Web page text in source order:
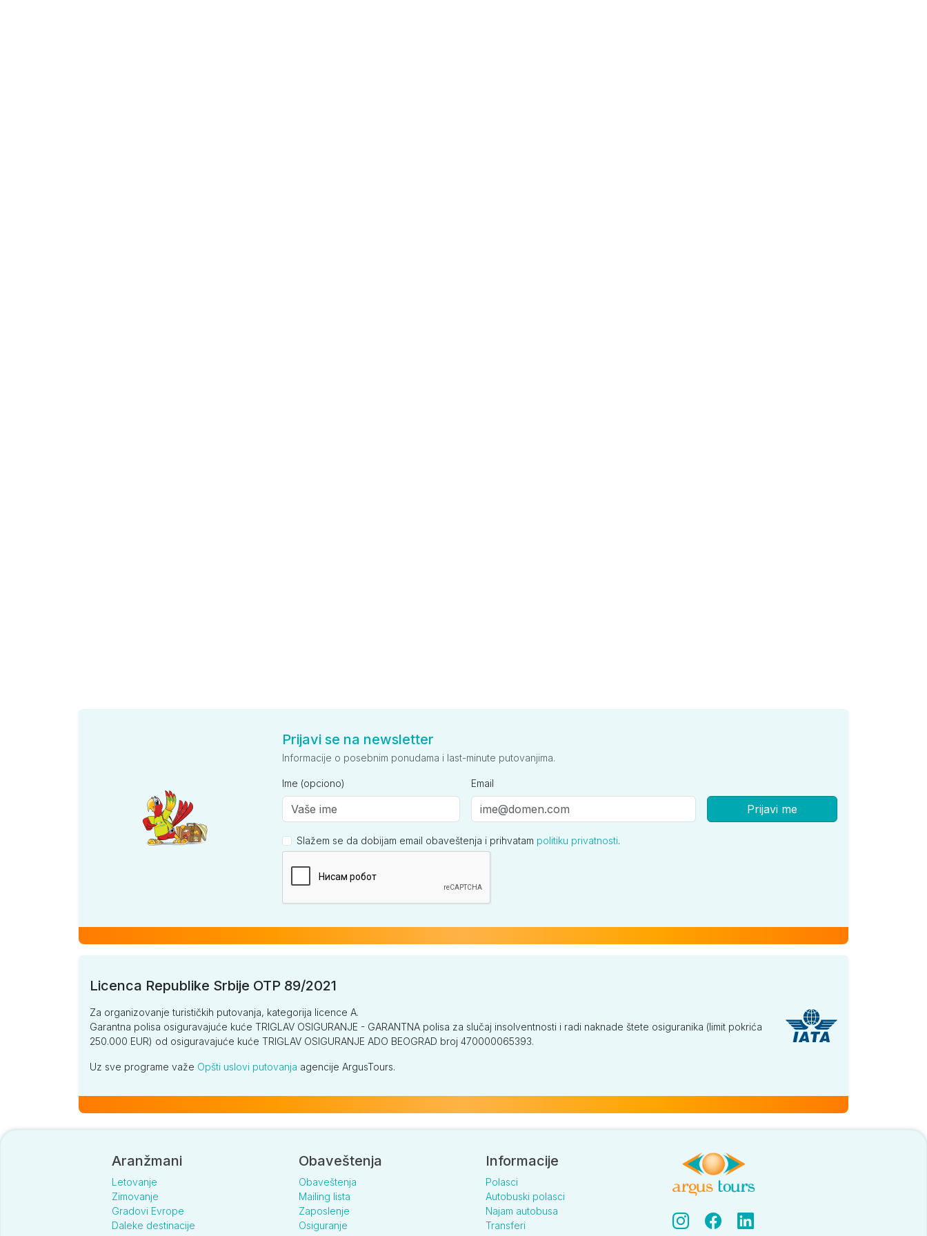
Prijavi se na newsletter
Informacije o posebnim ponudama i last-minute putovanjima.
Ime (opciono) Email
Prijavi me
Slažem se da dobijam email obaveštenja i prihvatam politiku privatnosti.
Licenca Republike Srbije OTP 89/2021
Za organizovanje turističkih putovanja, kategorija licence A.
Garantna polisa osiguravajuće kuće TRIGLAV OSIGURANJE - GARANTNA polisa za slučaj insolventnosti i radi naknade štete osiguranika (limit pokrića
250.000 EUR) od osiguravajuće kuće TRIGLAV OSIGURANJE ADO BEOGRAD broj 470000065393.
Uz sve programe važe Opšti uslovi putovanja agencije ArgusTours.
Aranžmani
Letovanje
Zimovanje
Gradovi Evrope
Daleke destinacije
Obaveštenja
Obaveštenja
Mailing lista
Zaposlenje
Osiguranje
Informacije
Polasci
Autobuski polasci
Najam autobusa
Transferi